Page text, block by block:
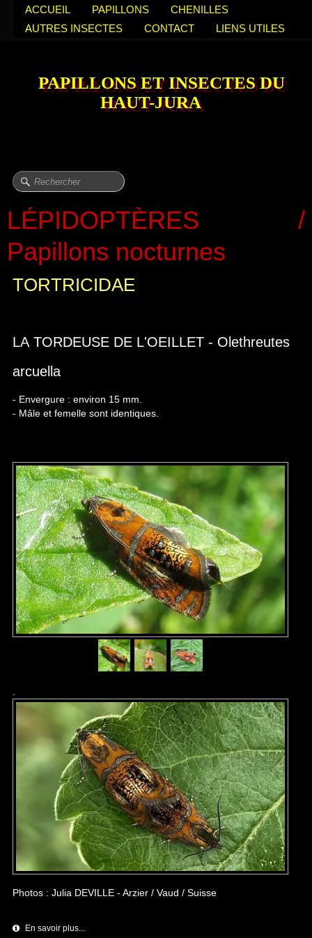
ACCUEIL PAPILLONS
CHENILLES
AUTRES INSECTES
CONTACT LIENS UTILES
PAPILLONS ET INSECTES DU
HAUT-JURA
LÉPIDOPTÈRES /
Papillons nocturnes
TORTRICIDAE
LA TORDEUSE DE L'OEILLET - Olethreutes
arcuella
- Envergure : environ 15 mm.
- Mâle et femelle sont identiques.
.
Photos : Julia DEVILLE - Arzier / Vaud / Suisse
En savoir plus...